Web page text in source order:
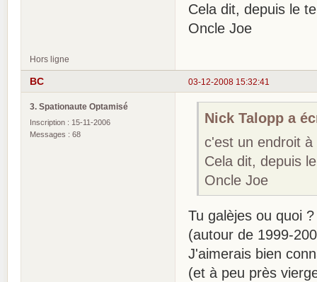
Cela dit, depuis le
Oncle Joe
Hors ligne
03-12-2008 15:32:41
BC
3. Spationaute Optamisé
Inscription : 15-11-2006
Messages : 68
Nick Talopp a
c'est un endroit
Cela dit, depuis
Oncle Joe
Tu galèjes ou quoi
(autour de 1999-
J'aimerais bien
(et à peu près